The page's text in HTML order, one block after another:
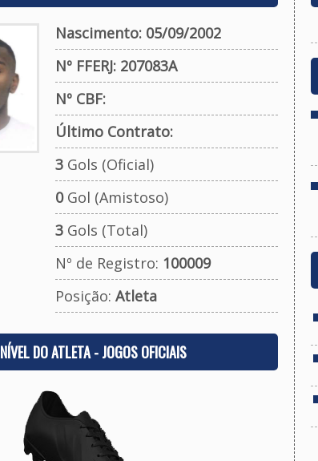
Nascimento: 05/09/2002
Nº FFERJ: 207083A
Nº CBF:
Último Contrato:
3Gols (Oficial)
0Gol (Amistoso)
3Gols (Total)
Nº de Registro: 100009
Posição: Atleta
NÍVEL DO ATLETA - JOGOS OFICIAIS